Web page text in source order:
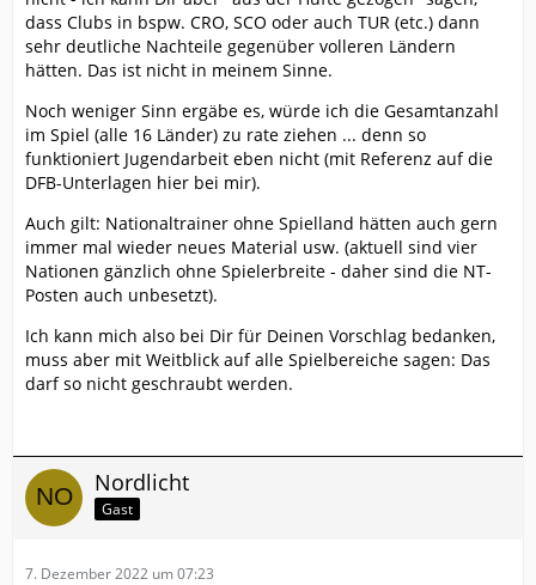
dass Clubs in bspw. CRO, SCO oder auch TUR (etc.) dann
sehr deutliche Nachteile gegenüber volleren Ländern
hätten. Das ist nicht in meinem Sinne.
Noch weniger Sinn ergäbe es, würde ich die Gesamtanzahl
im Spiel (alle 16 Länder) zu rate ziehen ... denn so
funktioniert Jugendarbeit eben nicht (mit Referenz auf die
DFB-Unterlagen hier bei mir).
Auch gilt: Nationaltrainer ohne Spielland hätten auch gern
immer mal wieder neues Material usw. (aktuell sind vier
Nationen gänzlich ohne Spielerbreite - daher sind die NT-
Posten auch unbesetzt).
Ich kann mich also bei Dir für Deinen Vorschlag bedanken,
muss aber mit Weitblick auf alle Spielbereiche sagen: Das
darf so nicht geschraubt werden.
Nordlicht
Gast
7. Dezember 2022 um 07:23